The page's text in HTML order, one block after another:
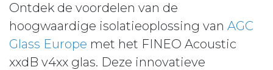
Ontdek de voordelen van de
hoogwaardige isolatieoplossing van AGC
Glass Europe met het FINEO Acoustic
xxdB v4xx glas. Deze innovatieve